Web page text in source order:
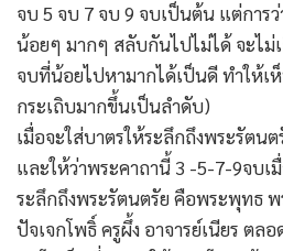
จบ 5 จบ 7 จบ 9 จบเป็นต้น แต่การว่
น้อยๆ มากๆ สลับกันไปไม่ได้ จะไม่
จบที่น้อยไปหามากได้เป็นดี ทำให้เ
กระเถิบมากขึ้นเป็นลำดับ)
เมื่อจะใส่บาตรให้ระลึกถึงพระรัตน
และให้ว่าพระคาถานี้ 3 -5-7-9จบเ
ระลึกถึงพระรัตนตรัย คือพระพุทธ
ปัจเจกโพธิ์ ครูผึ้ง อาจารย์เนียร ตล